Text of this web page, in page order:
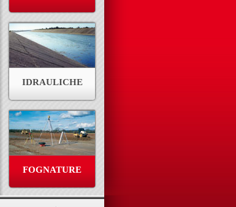
IDRAULICHE
FOGNATURE